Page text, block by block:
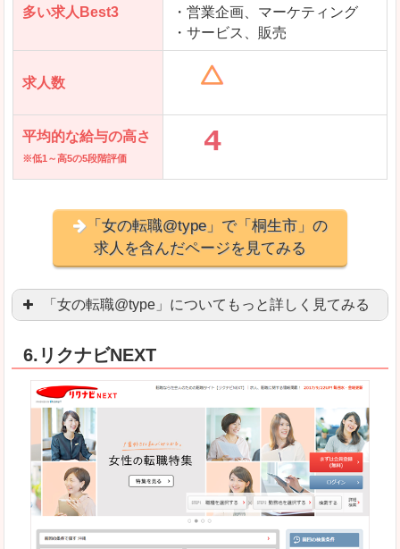
多い求人Best3
・営業企画、マーケティング
・サービス、販売
求人数
平均的な給与の高さ
※低1～高5の5段階評価
「女の転職@type」で「桐生市」の
求人を含んだページを見てみる
「女の転職@type」についてもっと詳しく見てみる
良いところ
正社員求人が約80％、正社員で長く働きたい方に
働く女のワーク＆ライフマガジン「woman type
悪いところ
求人の掲載数が少ないです。
求人の掲載情報の文字が小さめで、少し見づらい
6.リクナビNEXT